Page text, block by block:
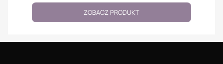
ZOBACZ PRODUKT